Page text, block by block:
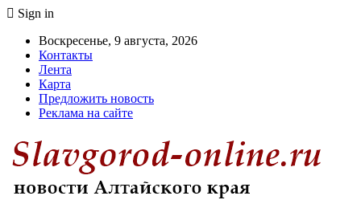
Sign in
Воскресенье, 9 августа, 2026
Контакты
Лента
Карта
Предложить новость
Реклама на сайте